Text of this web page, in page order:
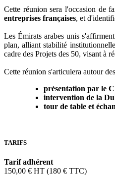
Cette réunion sera l'occasion de
entreprises françaises, et
Les Émirats arabes unis
plan, alliant stabilité
cadre des Projets des 50, visant à
Cette réunion s'articulera autour
présentation par le
intervention de la
tour de table et
TARIFS
Tarif adhérent
150,00 € HT (180 € TTC)